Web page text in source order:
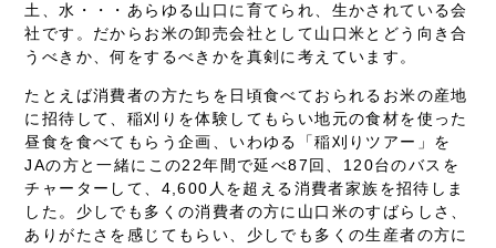
土、水・・・あらゆる山口に育てられ、生かされている会
社です。だからお米の卸売会社として山口米とどう向き合
うべきか、何をするべきかを真剣に考えています。
たとえば消費者の方たちを日頃食べておられるお米の産地
に招待して、稲刈りを体験してもらい地元の食材を使った
昼食を食べてもらう企画、いわゆる「稲刈りツアー」を
JAの方と一緒にこの22年間で延べ87回、120台のバスを
チャーターして、4,600人を超える消費者家族を招待しま
した。少しでも多くの消費者の方に山口米のすばらしさ、
ありがたさを感じてもらい、少しでも多くの生産者の方に